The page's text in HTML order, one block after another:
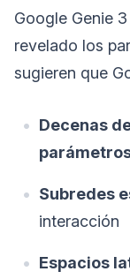
Google Genie
revelado los
sugieren que
Decenas
Subredes
interacción
Espacios